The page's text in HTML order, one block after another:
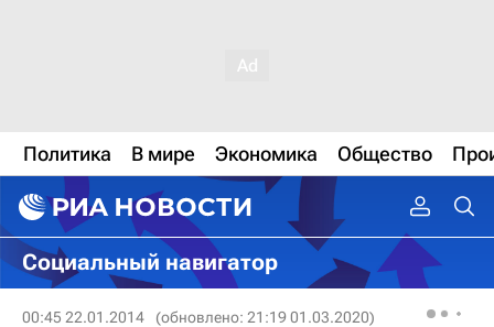
Политика В мире Экономика Общество
Социальный навигатор
00:45 22.01.2014 (обновлено: 21:19 01.03.2020)